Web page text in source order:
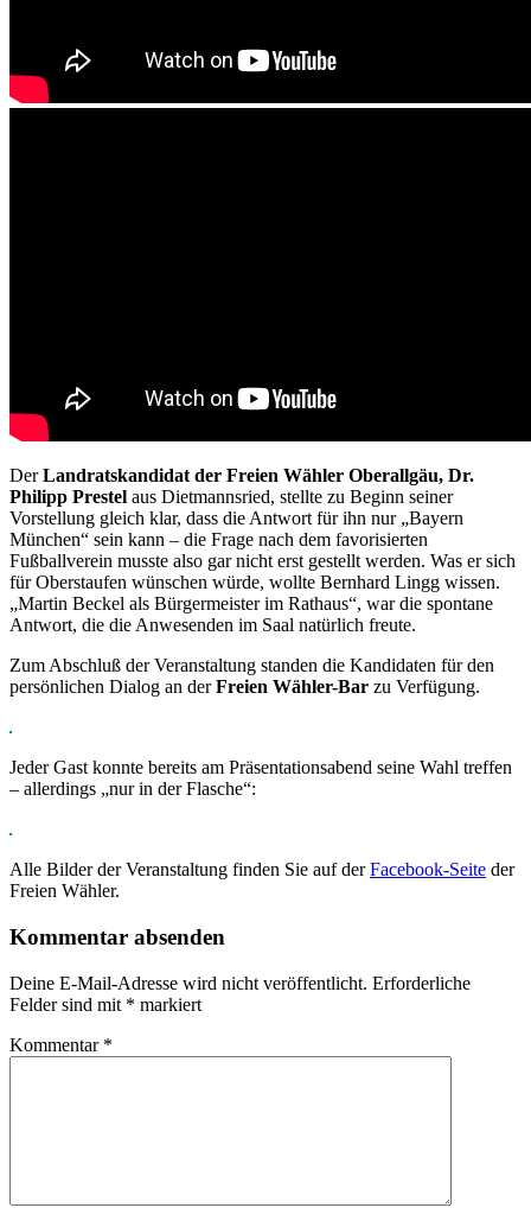
DerLandratskandidat der Freien Wähler Oberallgäu, Dr.
Philipp Prestel aus Dietmannsried, stellte zu Beginn seiner
Vorstellung gleich klar, dass die Antwort für ihn nur „Bayern
München“ sein kann – die Frage nach dem favorisierten
Fußballverein musste also gar nicht erst gestellt werden. Was er sich
für Oberstaufen wünschen würde, wollte Bernhard Lingg wissen.
„Martin Beckel als Bürgermeister im Rathaus“, war die spontane
Antwort, die die Anwesenden im Saal natürlich freute.
Zum Abschluß der Veranstaltung standen die Kandidaten für den
persönlichen Dialog an derFreien Wähler-Bar zu Verfügung.
Jeder Gast konnte bereits am Präsentationsabend seine Wahl treffen
– allerdings „nur in der Flasche“:
Alle Bilder der Veranstaltung finden Sie auf derFacebook-Seite der
Freien Wähler.
Kommentar absenden
Deine E-Mail-Adresse wird nicht veröffentlicht. Erforderliche
Felder sind mit * markiert
Kommentar *